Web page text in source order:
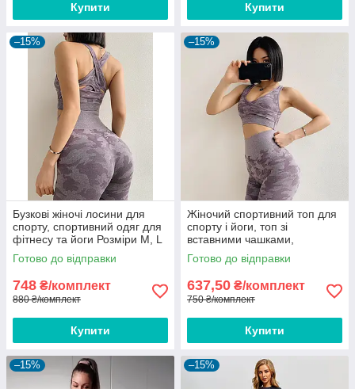
Купити Купити
–15%
Бузкові жіночі лосини для
спорту, спортивний одяг для
фітнесу та йоги Розміри M, L
Готово до відправки
748 ₴/комплект
880 ₴/комплект
Купити
–15%
Жіночий спортивний топ для
спорту і йоги, топ зі
вставними чашками,
спортивний одяг для фітнесу
Розмір S (42)
Готово до відправки
637,50 ₴/комплект
750 ₴/комплект
Купити
–15% –15%